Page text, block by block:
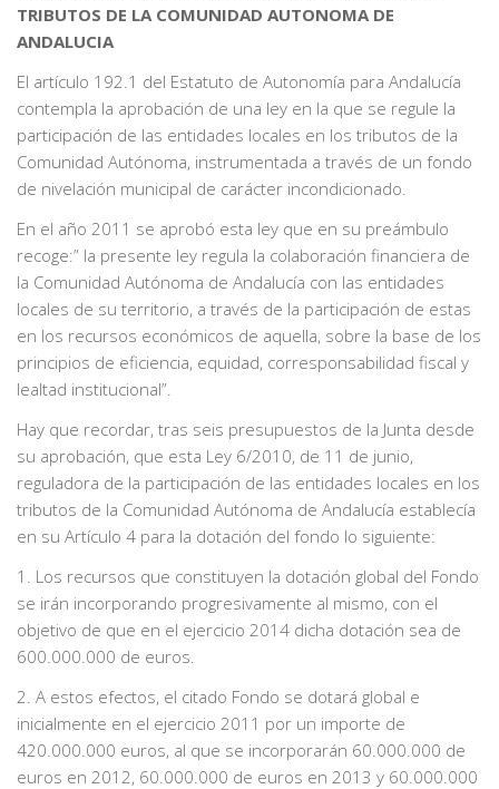
TRIBUTOS DE LA COMUNIDAD AUTONOMA DE
ANDALUCIA
El artículo 192.1 del Estatuto de Autonomía para Andalucía
contempla la aprobación de una ley en la que se regule la
participación de las entidades locales en los tributos de la
Comunidad Autónoma, instrumentada a través de un fondo
de nivelación municipal de carácter incondicionado.
En el año 2011 se aprobó esta ley que en su preámbulo
recoge:” la presente ley regula la colaboración financiera de
la Comunidad Autónoma de Andalucía con las entidades
locales de su territorio, a través de la participación de estas
en los recursos económicos de aquella, sobre la base de los
principios de eficiencia, equidad, corresponsabilidad fiscal y
lealtad institucional”.
Hay que recordar, tras seis presupuestos de la Junta desde
su aprobación, que esta Ley 6/2010, de 11 de junio,
reguladora de la participación de las entidades locales en los
tributos de la Comunidad Autónoma de Andalucía establecía
en su Artículo 4 para la dotación del fondo lo siguiente:
1. Los recursos que constituyen la dotación global del Fondo
se irán incorporando progresivamente al mismo, con el
objetivo de que en el ejercicio 2014 dicha dotación sea de
600.000.000 de euros.
2. A estos efectos, el citado Fondo se dotará global e
inicialmente en el ejercicio 2011 por un importe de
420.000.000 euros, al que se incorporarán 60.000.000 de
euros en 2012, 60.000.000 de euros en 2013 y 60.000.000